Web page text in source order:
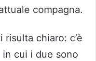
compagna.
chiaro: c’è
in cui i due sono